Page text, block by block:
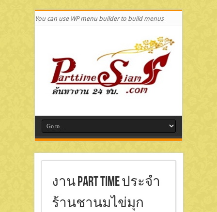
You can use WP menu builder to build menus
งาน Part Time ประจำ
ร้านชานมไข่มุก